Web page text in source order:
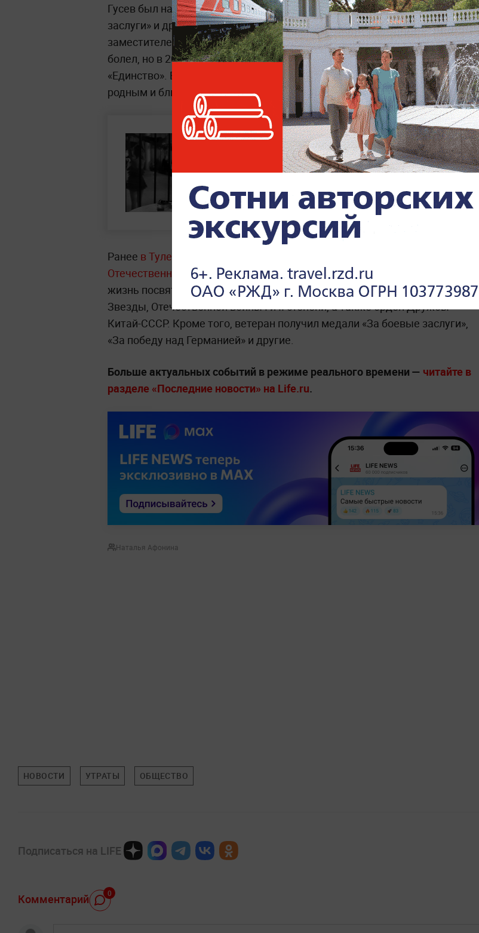
Гусев был награждён орденом Красной Звезды, медалью «За боевые
заслуги» и другими наградами. В 1999 году уволился со службы, работал
заместителем гендиректора крупного холдинга. Последние годы тяжело
болел, но в 2026 году вошёл в Попечительский совет организации
«Единство». Ветераны спецназа выразили глубокие соболезнования
родным и близким Александра Владимировича.
Болевший в последние
годы актёр из «Семнадцати
Латвии
Ранее в Туле скончался почётный гражданин города, ветеран Великой
Отечественной войны Иван Федосеев.Ему было 102 года. Федосеев всю
жизнь посвятил службе. У него было много наград: ордена Красной
Звезды, Отечественной войны I и II степени, а также орден Дружбы
Китай-СССР. Кроме того, ветеран получил медали «За боевые заслуги»,
«За победу над Германией» и другие.
Больше актуальных событий в режиме реального времени — читайте в
разделе «Последние новости» на Life.ru.
Наталья Афонина
НОВОСТИ УТРАТЫ ОБЩЕСТВО
Подписаться на LIFE
Комментарий 0